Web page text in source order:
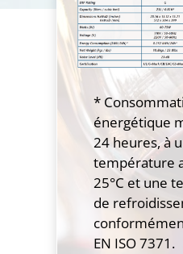
*
énergétique
24 heures, à
température
25°C et une
de
EN ISO 7371.